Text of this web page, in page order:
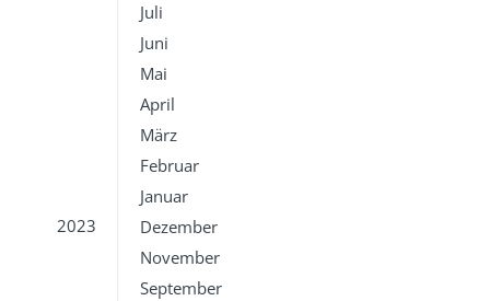
Juli
Juni
Mai
April
März
Februar
Januar
2023
Dezember
November
September